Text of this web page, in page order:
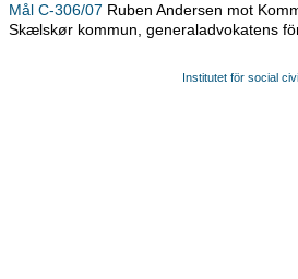
Mål C-306/07 Ruben Andersen mot
Skælskør kommun, generaladvokatens
Institutet för social